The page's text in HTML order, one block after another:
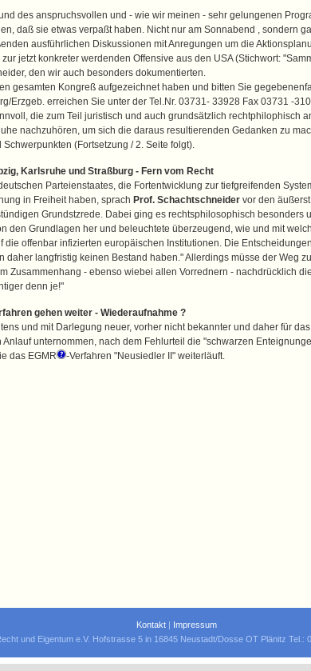
des anspruchsvollen und - wie wir meinen - sehr gelungenen
daß sie etwas verpaßt haben. Nicht nur am Sonnabend , sondern
ausführlichen Diskussionen mit Anregungen um die
jetzt konkreter werdenden Offensive aus den USA (Stichwort:
den wir auch besonders dokumentierten.
gesamten Kongreß aufgezeichnet haben und bitten Sie
Erzgeb. erreichen Sie unter der Tel.Nr. 03731- 33928 Fax 03731 -
die zum Teil juristisch und auch grundsätzlich rechtphilophisch
nachzuhören, um sich die daraus resultierenden Gedanken zu
(Fortsetzung / 2. Seite folgt).
Karlsruhe und Straßburg - Fern vom Recht
Parteienstaates, die Fortentwicklung zur tiefgreifenden
in Freiheit haben, sprach Prof. Schachtschneider vor den
Grundstzrede. Dabei ging es rechtsphilosophisch besonders
den Grundlagen her und beleuchtete überzeugend, wie und mit
die offenbar infizierten europäischen Institutionen. Die
daher langfristig keinen Bestand haben." Allerdings müsse der Weg
Zusammenhang - ebenso wiebei allen Vorrednern - nachdrücklich
denn je!"
gehen weiter - Wiederaufnahme ?
und mit Darlegung neuer, vorher nicht bekannter und daher für
Anlauf unternommen, nach dem Fehlurteil die "schwarzen
das EGMR -Verfahren "Neusiedler II" weiterläuft.
Kontakt|
Impressum
und Eigentum e.V. Hofstrasse 5 in 16845 Neustadt/Dosse OT Plänitz Tel.: